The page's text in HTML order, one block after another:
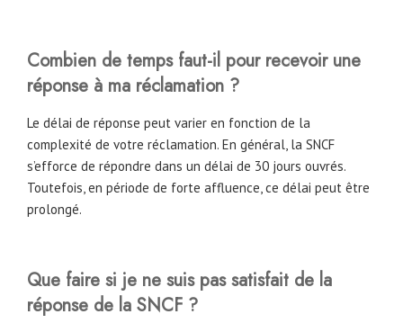
Combien de temps faut-il pour recevoir une
réponse à ma réclamation ?
Le délai de réponse peut varier en fonction de la
complexité de votre réclamation. En général, la SNCF
s’efforce de répondre dans un délai de 30 jours ouvrés.
Toutefois, en période de forte affluence, ce délai peut être
prolongé.
Que faire si je ne suis pas satisfait de la
réponse de la SNCF ?